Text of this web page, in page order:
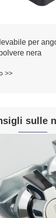
sulle
rotondo
>>